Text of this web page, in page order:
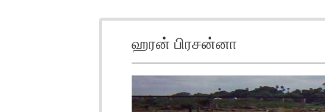
ஹரன் பிரசன்னா